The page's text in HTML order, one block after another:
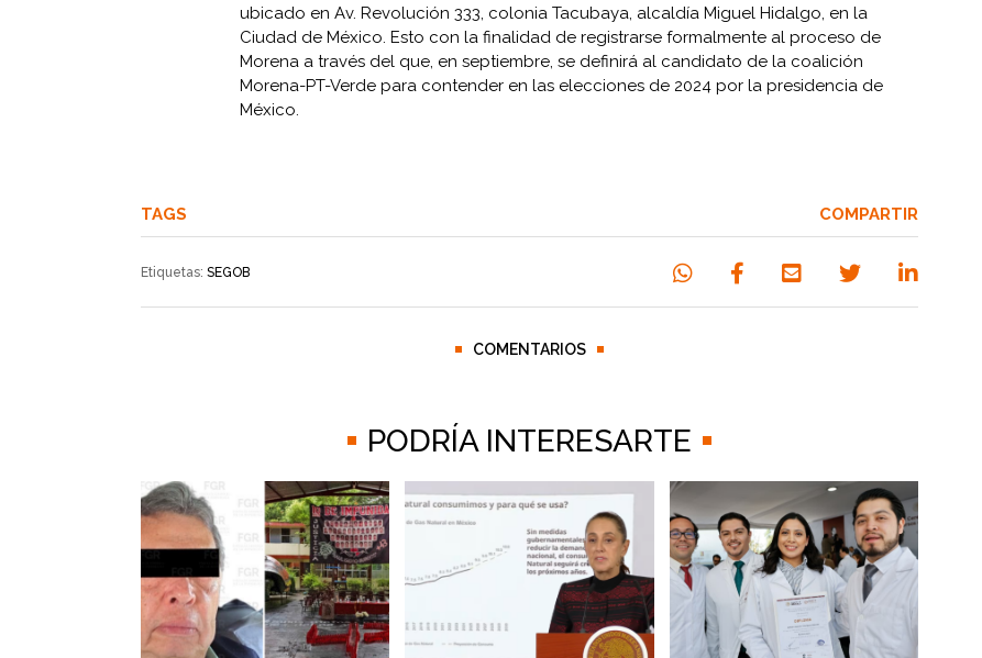
ubicado en Av. Revolución 333, colonia Tacubaya, alcaldía Miguel Hidalgo, en la
Ciudad de México. Esto con la finalidad de registrarse formalmente al proceso de
Morena a través del que, en septiembre, se definirá al candidato de la coalición
Morena-PT-Verde para contender en las elecciones de 2024 por la presidencia de
México.
TAGS
Etiquetas: SEGOB
COMPARTIR
COMENTARIOS
PODRÍA INTERESARTE